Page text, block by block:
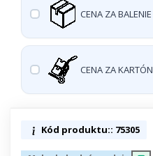
CENA ZA BALENIE
CENA ZA KARTÓN
Kód produktu:: 75305